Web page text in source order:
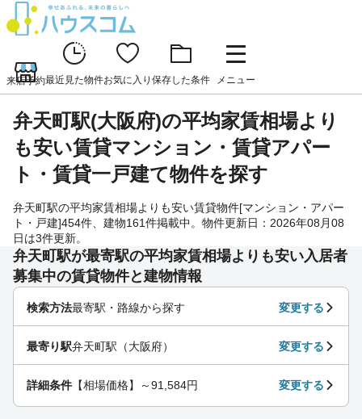
来店予約最近見た物件お気に入り 保存した条件 メニュー
弁天町駅(大阪府)の平均家賃相場より
も安い賃貸マンション・賃貸アパー
ト・賃貸一戸建て物件を探す
弁天町駅の平均家賃相場よりも安い賃貸物件[マンション・アパー
ト・戸建]454件、建物161件掲載中。物件更新日：2026年08月08
日は3件更新。
弁天町駅が最寄駅の平均家賃相場よりも安い入居者
募集中の賃貸物件と建物情報
検索方法最寄駅・路線から探す 変更する
最寄り駅弁天町駅（大阪府） 変更する
詳細条件 【相場価格】～91,584円 変更する